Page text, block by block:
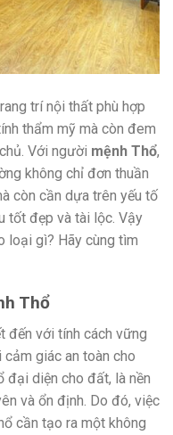
trí nội thất phù hợp
thẩm mỹ mà còn đem
Với người mệnh Thổ,
không chỉ đơn thuần
còn cần dựa trên yếu tố
tốt đẹp và tài lộc. Vậy
loại gì? Hãy cùng tìm
Thổ
đến với tính cách vững
giác an toàn cho
đại diện cho đất, là nền
và ổn định. Do đó, việc
cần tạo ra một không